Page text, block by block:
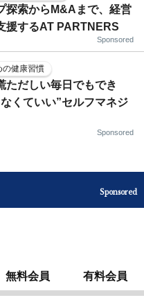
探索からM&Aまで、経営
援するAT PARTNERS
Sponsored
の健康習慣
ただしい毎日でもでき
くていい”セルフマネジ
Sponsored
Sponsored
無料会員 有料会員